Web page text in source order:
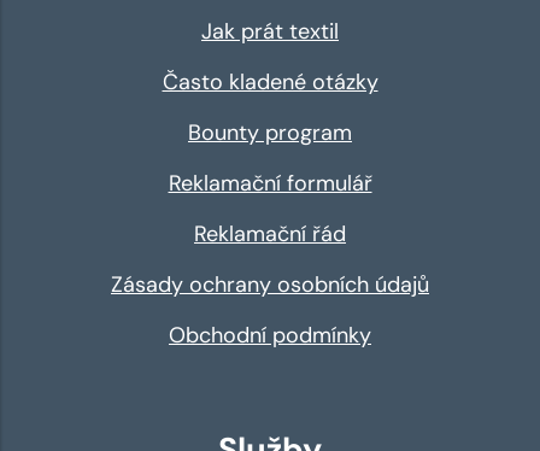
Jak prát textil
Často kladené otázky
Bounty program
Reklamační formulář
Reklamační řád
Zásady ochrany osobních údajů
Obchodní podmínky